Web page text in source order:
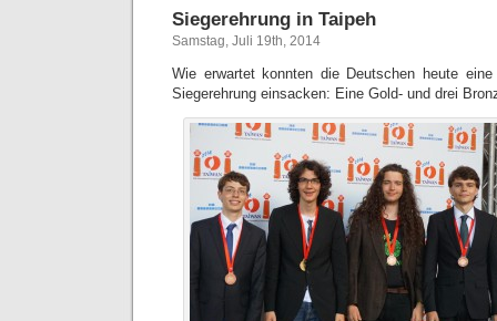
Siegerehrung in Taipeh
Samstag, Juli 19th, 2014
Wie erwartet konnten die Deutschen heute
Siegerehrung einsacken: Eine Gold- und drei